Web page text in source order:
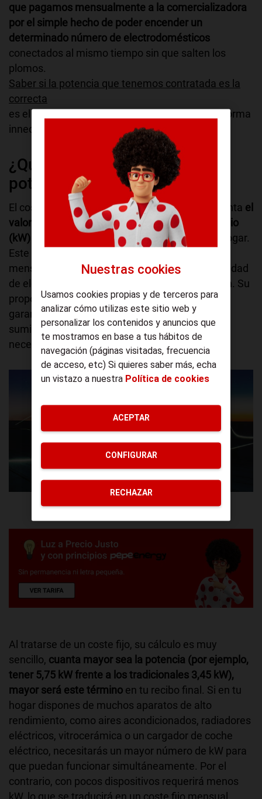
que pagamos mensualmente a la comercializadora
por el simple hecho de poder encender un
determinado número de electrodomésticos
conectados al mismo tiempo sin que salten los
plomos.
Saber si la potencia que tenemos contratada es la
correcta
es el primer paso para evitar pagar de más de forma
innecesaria.
¿Qué es el coste por kW de
potencia contratada?
El coste por kW de potencia contratada representa el
valor económico exacto asignado a cada kilovatio
(kW) que podemos usar en nuestro negocio y hogar.
Este concepto se abona de manera invariable y
mensualmente, independientemente de la cantidad
de electricidad durante el periodo de facturación. Su
propósito principal es financiar al sistema para
garantizar que la red eléctrica sea capaz de
suministrar la demanda máxima de energía que
necesite en cualquier momento.
Al tratarse de un coste fijo, su cálculo es muy
sencillo, cuanta mayor sea la potencia (por ejemplo,
tener 5,75 kW frente a los tradicionales 3,45 kW),
mayor será este término en tu recibo final. Si en tu
hogar dispones de muchos aparatos de alto
rendimiento, como aires acondicionados, radiadores
eléctricos, vitrocerámica o un cargador de coche
eléctrico, necesitarás un mayor número de kW para
que puedan funcionar simultáneamente. Por el
contrario, con pocos dispositivos requerirá menos
kW, lo que se traducirá en un coste fijo mensual
Nuestras cookies
Usamos cookies propias y de terceros para
analizar cómo utilizas este sitio web y
personalizar los contenidos y anuncios que
te mostramos en base a tus hábitos de
navegación (páginas visitadas, frecuencia
de acceso, etc) Si quieres saber más, echa
un vistazo a nuestra Política de cookies
RECHAZAR
ACEPTAR
CONFIGURAR